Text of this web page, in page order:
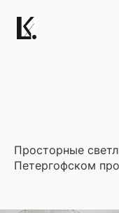
Просторные
Петергофском